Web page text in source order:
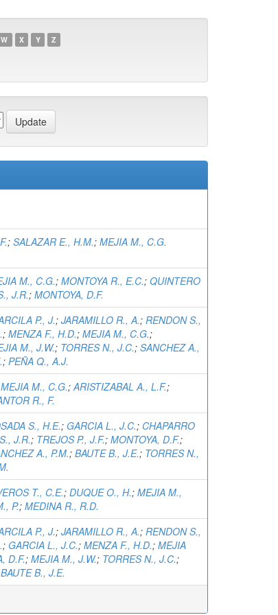
W X Y Z
; SALAZAR E., H.M.; MEJIA M., C.G.
M., C.G.; MONTOYA R., E.C.; QUINTERO
J.R.; MONTOYA, D.F.
P., J.; JARAMILLO R., A.; RENDON S.,
; MENZA F., H.D.; MEJIA M., C.G.;
M., J.W.; TORRES N., J.C.; SANCHEZ A.,
; PEÑA Q., A.J.
MEJIA M., C.G.;ARISTIZABAL A., L.F.;
R., F.
S., H.E.; GARCIA L., J.C.; CHAPARRO
J.R.; TREJOS P., J.F.; MONTOYA, D.F.;
A., P.M.; BAUTE B., J.E.; TORRES N.,
T., C.E.; DUQUE O., H.; MEJIA M.,
P.; MEDINA R., R.D.
P., J.; JARAMILLO R., A.; RENDON S.,
; GARCIA L., J.C.; MENZA F., H.D.; MEJIA
D.F.; MEJIA M., J.W.; TORRES N., J.C.;
BAUTE B., J.E.